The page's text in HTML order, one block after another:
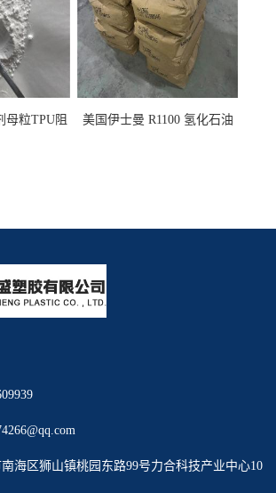
母粒TPU阻
美国伊士曼 R1100 氢化石油
海区狮山镇桃园东路99号力合科技产业中心10